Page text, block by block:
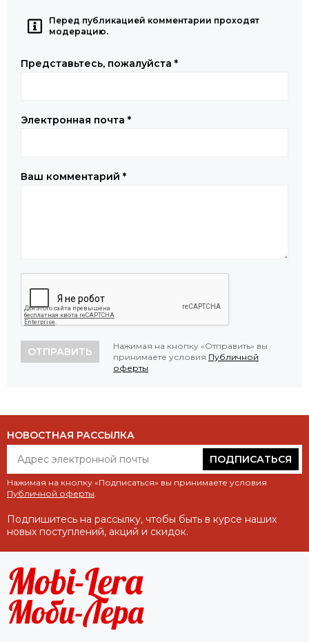
Перед публикацией комментарии проходят
модерацию.
Представьтесь, пожалуйста *
Электронная почта *
Ваш комментарий *
ОТПРАВИТЬ
Нажимая на кнопку «Отправить» вы
принимаете условия Публичной
оферты.
НОВОСТНАЯ РАССЫЛКА
ПОДПИСАТЬСЯ
Нажимая на кнопку «Подписаться» вы принимаете условия
Публичной оферты.
Подпишитесь на рассылку, чтобы быть в курсе наших
новых поступлений, акций и скидок.